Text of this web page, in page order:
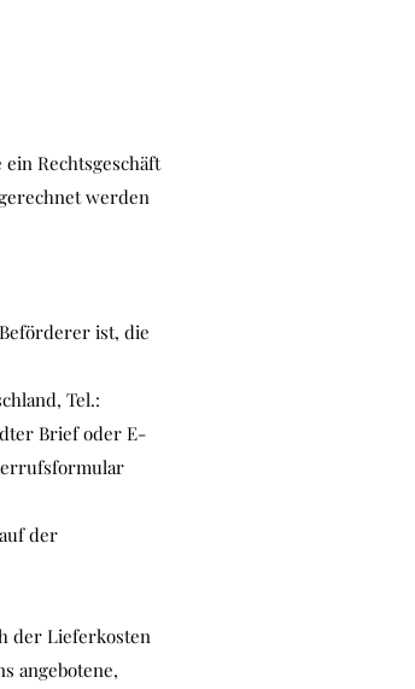
Rechtsgeschäft
werden
ist, die
Tel.:
Brief oder E-
der
der Lieferkosten
angebotene,